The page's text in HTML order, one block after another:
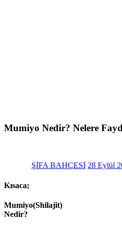
Mumiyo Nedir? Nelere
ŞİFA BAHÇESİ 28 Eylül
Kısaca;
Mumiyo(Shilajit)
Nedir?